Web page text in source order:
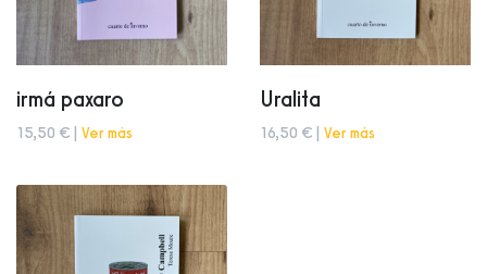
irmá paxaro
15,50 € | Ver más
Uralita
16,50 € | Ver más